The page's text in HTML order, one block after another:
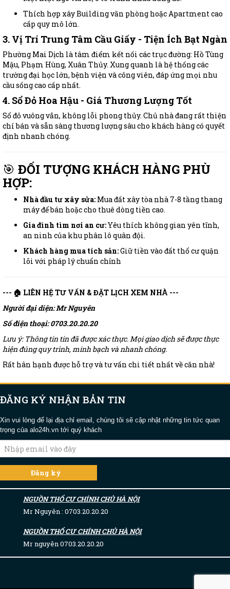
Thích hợp xây Building văn phòng hoặc Apartment cao
cấp quy mô lớn.
3. Vị Trí Trung Tâm Cầu Giấy - Tiện Ích Bạt Ngàn
Phường Mai Dịch là tâm điểm kết nối các trục đường: Hồ Tùng
Mậu, Phạm Hùng, Xuân Thủy. Xung quanh là hệ thống các
trường đại học lớn, bệnh viện và công viên, đáp ứng mọi nhu
cầu sống cao cấp nhất.
4. Sổ Đỏ Hoa Hậu - Giá Thương Lượng Tốt
Sổ đỏ vuông vắn, không lỗi phong thủy. Chủ nhà đang rất thiện
chí bán và sẵn sàng thương lượng sâu cho khách hàng có quyết
định nhanh chóng.
🎯 ĐỐI TƯỢNG KHÁCH HÀNG PHÙ
HỢP:
Nhà đầu tư xây sửa: Mua đất xây tòa nhà 7-8 tầng thang
máy để bán hoặc cho thuê dòng tiền cao.
Gia đình tìm nơi an cư:Yêu thích không gian yên tĩnh,
an ninh của khu phân lô quân đội.
Khách hàng mua tích sản:Giữ tiền vào đất thổ cư quận
lõi với pháp lý chuẩn chỉnh
--- 🏠 LIÊN HỆ TƯ VẤN & ĐẶT LỊCH XEM NHÀ ---
Người đại diện: Mr Nguyên
Số điện thoại: 0703.20.20.20
Lưu ý: Thông tin tin đã được xác thực. Mọi giao dịch sẽ được thực
hiện đúng quy trình, minh bạch và nhanh chóng.
Rất hân hạnh được hỗ trợ và tư vấn chi tiết nhất về căn nhà!
ĐĂNG KÝ NHẬN BẢN TIN
Xin vui lòng để lại địa chỉ email, chúng tôi sẽ cập nhật những tin tức quan
trọng của alo24h.vn tới quý khách
NGUỒN THỔ CƯ CHÍNH CHỦ HÀ NỘI
Mr Nguyên : 0703.20.20.20
NGUỒN THỔ CƯ CHÍNH CHỦ HÀ NỘI
Mr nguyên 0703.20.20.20